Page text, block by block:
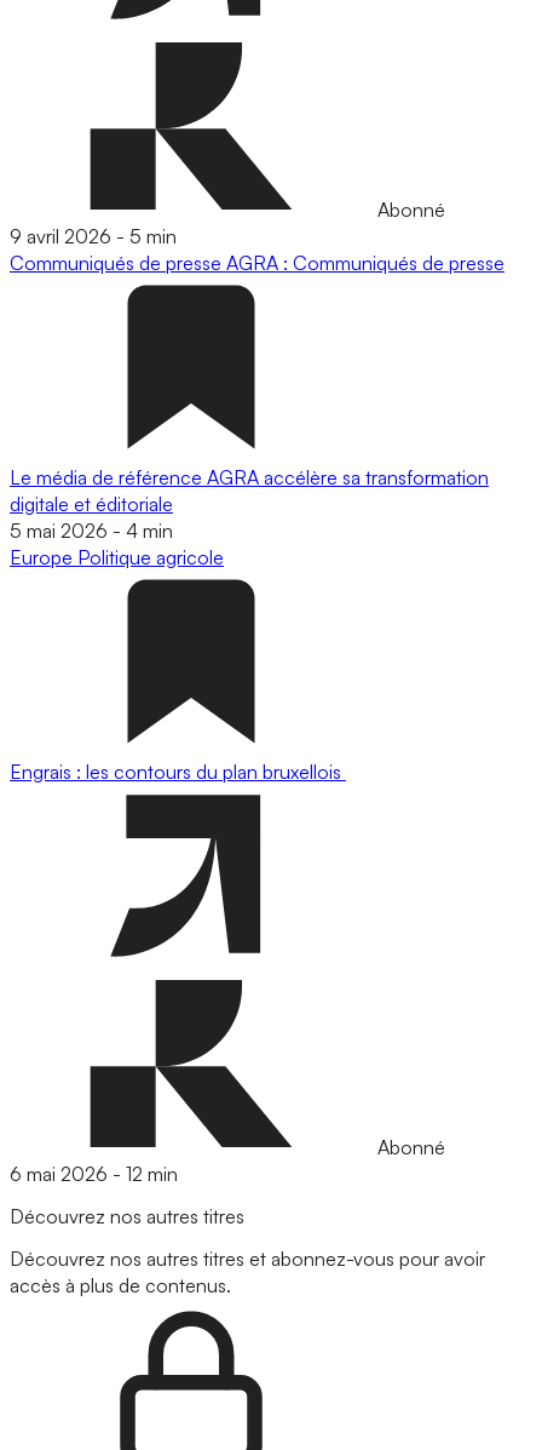
Abonné
9 avril 2026 - 5 min
Communiqués de presse AGRA : Communiqués de presse
Le média de référence AGRA accélère sa transformation
digitale et éditoriale
5 mai 2026 - 4 min
Europe Politique agricole
Engrais : les contours du plan bruxellois
Abonné
6 mai 2026 - 12 min
Découvrez nos autres titres
Découvrez nos autres titres et abonnez-vous pour avoir
accès à plus de contenus.